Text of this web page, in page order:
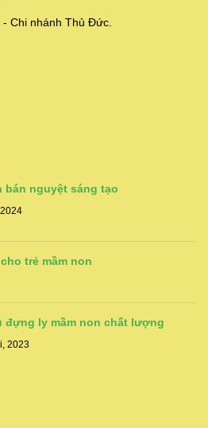
- Chi nhánh Thủ Đức.
bán nguyệt sáng tạo
trẻ mầm non
đựng ly mầm non chất lượng
2023